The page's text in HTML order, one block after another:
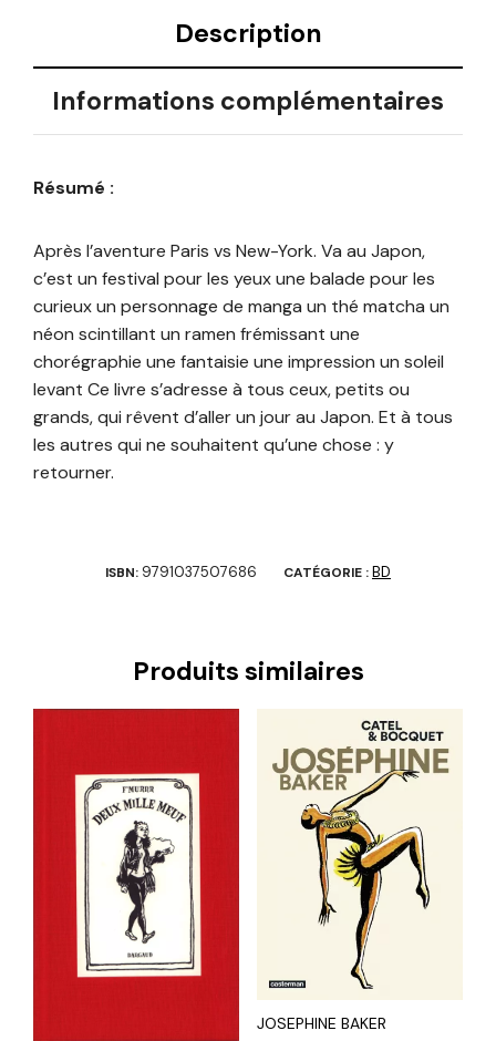
Description
Informations complémentaires
Résumé :
Après l’aventure Paris vs New-York. Va au Japon,
c’est un festival pour les yeux une balade pour les
curieux un personnage de manga un thé matcha un
néon scintillant un ramen frémissant une
chorégraphie une fantaisie une impression un soleil
levant Ce livre s’adresse à tous ceux, petits ou
grands, qui rêvent d’aller un jour au Japon. Et à tous
les autres qui ne souhaitent qu’une chose : y
retourner.
ISBN: 9791037507686 CATÉGORIE :BD
Produits similaires
JOSEPHINE BAKER